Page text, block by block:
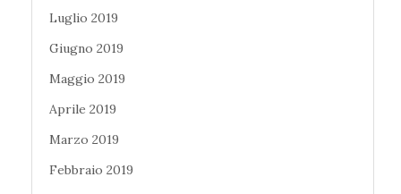
Luglio 2019
Giugno 2019
Maggio 2019
Aprile 2019
Marzo 2019
Febbraio 2019